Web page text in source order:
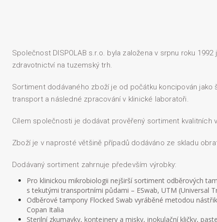
Společnost DISPOLAB s.r.o. byla založena v srpnu roku
zdravotnictví na tuzemský trh.
Sortiment dodávaného zboží je od počátku koncipován
transport a následné zpracování v klinické laboratoři.
Cílem společnosti je dodávat prověřený sortiment
Zboží je v naprosté většině případů dodáváno ze skladu
Dodávaný sortiment zahrnuje především výrobky:
Pro klinickou mikrobiologii nejširší sortiment odběrových
s tekutými transportními půdami – ESwab, UTM (Universal
Odběrové tampony Flocked Swab vyráběné metodou
Copan Italia
Sterilní zkumavky, kontejnery a misky, inokulační kličky,